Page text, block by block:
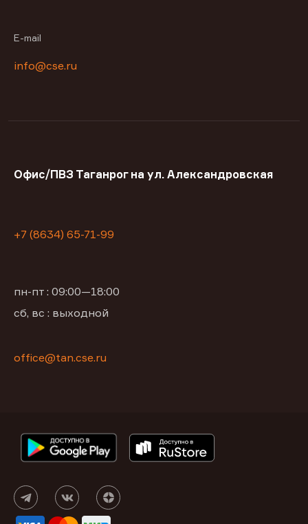
E-mail
info@cse.ru
Офис/ПВЗ Таганрог на ул. Александровская
+7 (8634) 65-71-99
пн-пт : 09:00—18:00
сб, вс : выходной
office@tan.cse.ru